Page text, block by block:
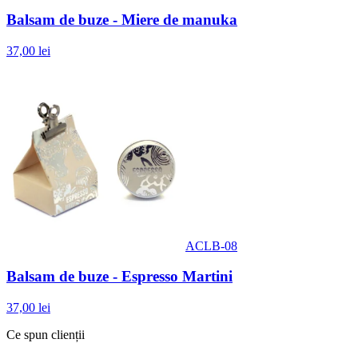
Balsam de buze - Miere de manuka
37,00 lei
ACLB-08
Balsam de buze - Espresso Martini
37,00 lei
Ce spun clienții